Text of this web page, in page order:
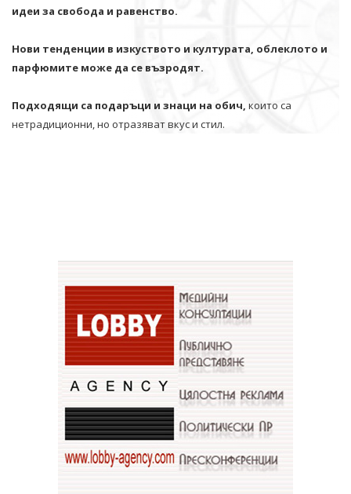
идеи за свобода и равенство.
Нови тенденции в изкуството и културата, облеклото и
парфюмите може да се възродят.
Подходящи са подаръци и знаци на обич, които са
нетрадиционни, но отразяват вкус и стил.